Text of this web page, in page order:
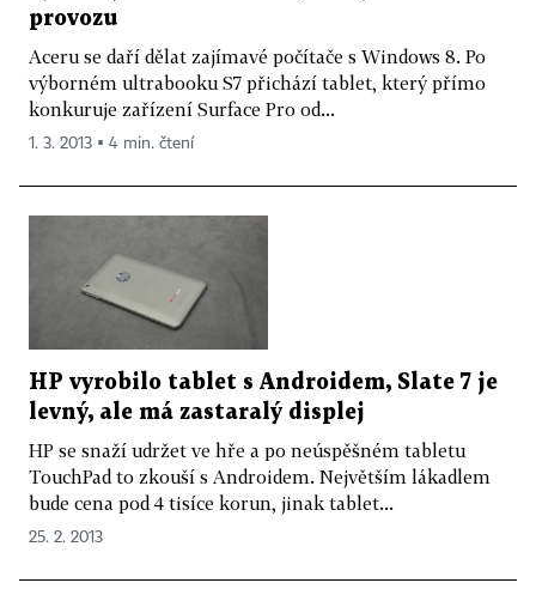
provozu
Aceru se daří dělat zajímavé počítače s Windows 8. Po
výborném ultrabooku S7 přichází tablet, který přímo
konkuruje zařízení Surface Pro od...
1. 3. 2013 ▪ 4 min. čtení
HP vyrobilo tablet s Androidem, Slate 7 je
levný, ale má zastaralý displej
HP se snaží udržet ve hře a po neúspěšném tabletu
TouchPad to zkouší s Androidem. Největším lákadlem
bude cena pod 4 tisíce korun, jinak tablet...
25. 2. 2013